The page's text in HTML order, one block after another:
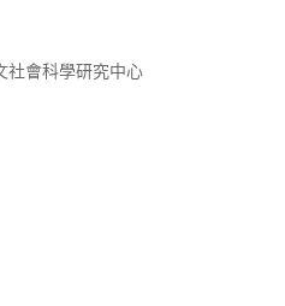
社會科學研究中心